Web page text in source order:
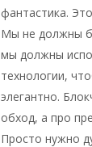
фантастика.
Мы не должны
мы должны
технологии,
элегантно.
обход, а про
Просто нужно